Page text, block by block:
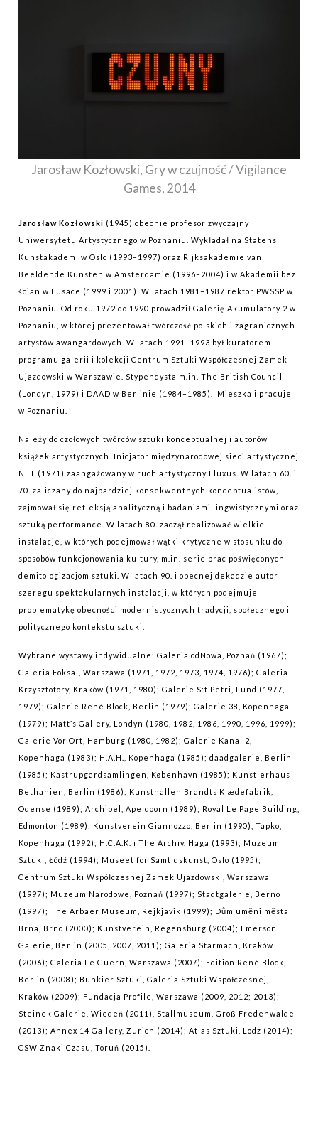
Jarosław Kozłowski, Gry w czujność / Vigilance
Games, 2014
Jarosław Kozłowski (1945) obecnie profesor zwyczajny
Uniwersytetu Artystycznego w Poznaniu. Wykładał na Statens
Kunstakademi w Oslo (1993–1997) oraz Rijksakademie van
Beeldende Kunsten w Amsterdamie (1996–2004) i w Akademii bez
ścian w Lusace (1999 i 2001). W latach 1981–1987 rektor PWSSP w
Poznaniu. Od roku 1972 do 1990 prowadził Galerię Akumulatory 2 w
Poznaniu, w której prezentował twórczość polskich i zagranicznych
artystów awangardowych. W latach 1991–1993 był kuratorem
programu galerii i kolekcji Centrum Sztuki Współczesnej Zamek
Ujazdowski w Warszawie. Stypendysta m.in. The British Council
(Londyn, 1979) i DAAD w Berlinie (1984–1985). Mieszka i pracuje
w Poznaniu.
Należy do czołowych twórców sztuki konceptualnej i autorów
książek artystycznych. Inicjator międzynarodowej sieci artystycznej
NET (1971) zaangażowany w ruch artystyczny Fluxus. W latach 60. i
70. zaliczany do najbardziej konsekwentnych konceptualistów,
zajmował się refleksją analityczną i badaniami lingwistycznymi oraz
sztuką performance. W latach 80. zaczął realizować wielkie
instalacje, w których podejmował wątki krytyczne w stosunku do
sposobów funkcjonowania kultury, m.in. serie prac poświęconych
demitologizacjom sztuki. W latach 90. i obecnej dekadzie autor
szeregu spektakularnych instalacji, w których podejmuje
problematykę obecności modernistycznych tradycji, społecznego i
politycznego kontekstu sztuki.
Wybrane wystawy indywidualne: Galeria odNowa, Poznań (1967);
Galeria Foksal, Warszawa (1971, 1972, 1973, 1974, 1976); Galeria
Krzysztofory, Kraków (1971, 1980); Galerie S:t Petri, Lund (1977,
1979); Galerie René Block, Berlin (1979); Galerie 38, Kopenhaga
(1979); Mattʼs Gallery, Londyn (1980, 1982, 1986, 1990, 1996, 1999);
Galerie Vor Ort, Hamburg (1980, 1982); Galerie Kanal 2,
Kopenhaga (1983); H.A.H., Kopenhaga (1985); daadgalerie, Berlin
(1985); Kastrupgardsamlingen, København (1985); Kunstlerhaus
Bethanien, Berlin (1986); Kunsthallen Brandts Klædefabrik,
Odense (1989); Archipel, Apeldoorn (1989); Royal Le Page Building,
Edmonton (1989); Kunstverein Giannozzo, Berlin (1990), Tapko,
Kopenhaga (1992); H.C.A.K. i The Archiv, Haga (1993); Muzeum
Sztuki, Łódź (1994); Museet for Samtidskunst, Oslo (1995);
Centrum Sztuki Współczesnej Zamek Ujazdowski, Warszawa
(1997); Muzeum Narodowe, Poznań (1997); Stadtgalerie, Berno
(1997); The Arbaer Museum, Rejkjavik (1999); Dům uměni města
Brna, Brno (2000); Kunstverein, Regensburg (2004); Emerson
Galerie, Berlin (2005, 2007, 2011); Galeria Starmach, Kraków
(2006); Galeria Le Guern, Warszawa (2007); Edition René Block,
Berlin (2008); Bunkier Sztuki, Galeria Sztuki Współczesnej,
Kraków (2009); Fundacja Profile, Warszawa (2009, 2012; 2013);
Steinek Galerie, Wiedeń (2011), Stallmuseum, Groß Fredenwalde
(2013); Annex 14 Gallery, Zurich (2014); Atlas Sztuki, Lodz (2014);
CSW Znaki Czasu, Toruń (2015).